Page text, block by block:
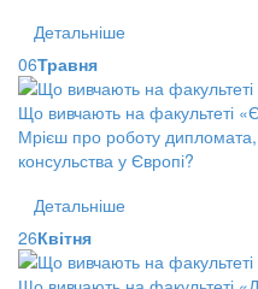
Детальніше
06Травня
Що вивчають на факультеті
Мрієш про роботу дипломата,
консульства у Європі?
Детальніше
26Квітня